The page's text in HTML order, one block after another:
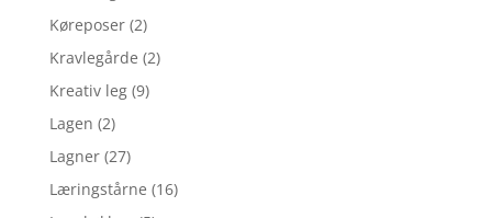
Køreposer (2)
Kravlegårde (2)
Kreativ leg (9)
Lagen (2)
Lagner (27)
Læringstårne (16)